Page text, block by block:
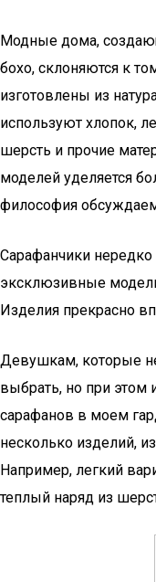
Модные дома,
бохо, склоняются к
изготовлены из
используют хлопок,
шерсть и прочие
моделей уделяется
философия
Сарафанчики
эксклюзивные
Изделия прекрасно
Девушкам, которые
выбрать, но при этом
сарафанов в моем
несколько изделий,
Например, легкий
теплый наряд из